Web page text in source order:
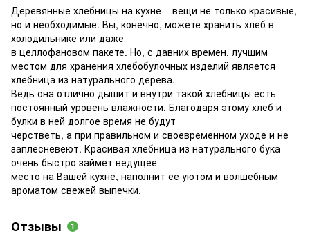
Деревянные хлебницы на кухне – вещи не только красивые,
но и необходимые. Вы, конечно, можете хранить хлеб в
холодильнике или даже
в целлофановом пакете. Но, с давних времен, лучшим
местом для хранения хлебобулочных изделий является
хлебница из натурального дерева.
Ведь она отлично дышит и внутри такой хлебницы есть
постоянный уровень влажности. Благодаря этому хлеб и
булки в ней долгое время не будут
черстветь, а при правильном и своевременном уходе и не
заплесневеют. Красивая хлебница из натурального бука
очень быстро займет ведущее
место на Вашей кухне, наполнит ее уютом и волшебным
ароматом свежей выпечки.
Отзывы 1